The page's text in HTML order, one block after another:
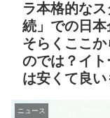
ラ本格的な
続」での日
そらくここ
のでは？イ
は安くて良い
ニュース